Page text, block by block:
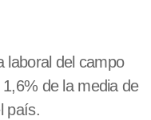
laboral del campo
de la media de
país.